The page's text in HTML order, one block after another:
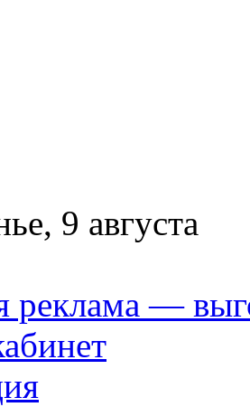
9 августа
реклама —